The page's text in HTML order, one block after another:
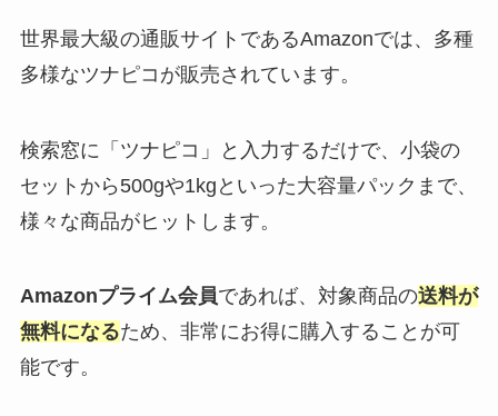
世界最大級の通販サイトであるAmazonでは、多種
多様なツナピコが販売されています。
検索窓に「ツナピコ」と入力するだけで、小袋の
セットから500gや1kgといった大容量パックまで、
様々な商品がヒットします。
Amazonプライム会員であれば、対象商品の送料が
無料になるため、非常にお得に購入することが可
能です。